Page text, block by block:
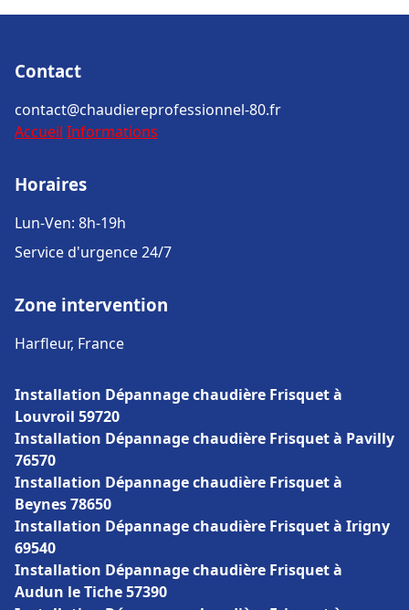
Contact
contact@chaudiereprofessionnel-80.fr
Accueil Informations
Horaires
Lun-Ven: 8h-19h
Service d'urgence 24/7
Zone intervention
Harfleur, France
Installation Dépannage chaudière Frisquet à
Louvroil 59720
Installation Dépannage chaudière Frisquet à Pavilly
76570
Installation Dépannage chaudière Frisquet à
Beynes 78650
Installation Dépannage chaudière Frisquet à Irigny
69540
Installation Dépannage chaudière Frisquet à
Audun le Tiche 57390